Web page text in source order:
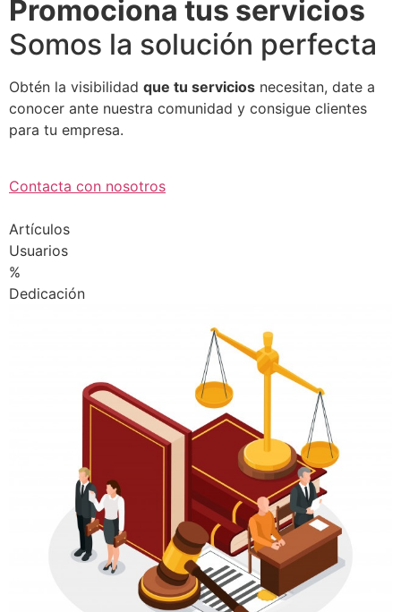
Promociona tus servicios
Somos la solución perfecta
Obtén la visibilidad que tu servicios necesitan, date a
conocer ante nuestra comunidad y consigue clientes
para tu empresa.
Contacta con nosotros
Artículos
Usuarios
%
Dedicación